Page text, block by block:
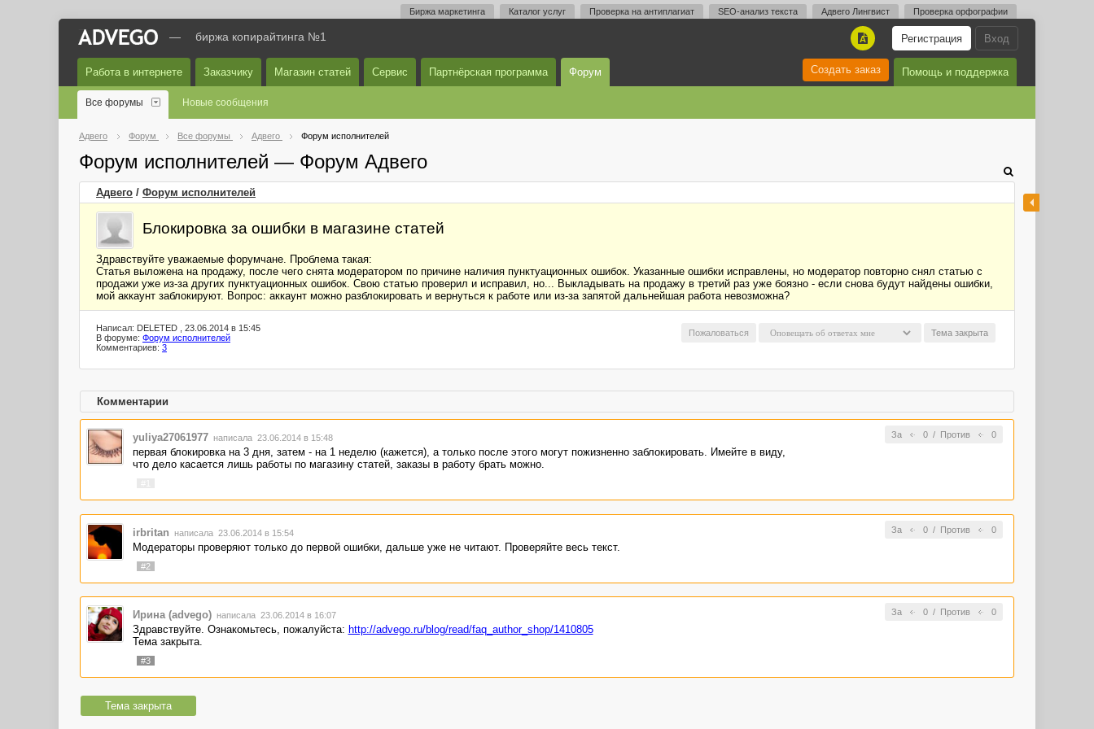
Биржа маркетинга Каталог услуг Проверка на антиплагиат SEO-анализ текста Адвего Лингвист Проверка орфографии
Вход
Регистрация
A
— биржа копирайтинга №1
Работа в интернете Заказчику Магазин статей Сервис Партнёрская программа Форум Помощь и поддержка
Создать заказ
Все форумы Новые сообщения
Адвего Форум Все форумы Адвего Форум исполнителей
Форум исполнителей — Форум Адвего
Адвего / Форум исполнителей
Блокировка за ошибки в магазине статей
Здравствуйте уважаемые форумчане. Проблема такая:
Статья выложена на продажу, после чего снята модератором по причине наличия пунктуационных ошибок. Указанные ошибки исправлены, но модератор повторно снял статью с
продажи уже из-за других пунктуационных ошибок. Свою статью проверил и исправил, но... Выкладывать на продажу в третий раз уже боязно - если снова будут найдены ошибки,
мой аккаунт заблокируют. Вопрос: аккаунт можно разблокировать и вернуться к работе или из-за запятой дальнейшая работа невозможна?
Тема закрыта
Пожаловаться
Написал: DELETED , 23.06.2014 в 15:45
В форуме: Форум исполнителей
Комментариев: 3
Комментарии
За 0/ Против 0
yuliya27061977 написала 23.06.2014 в 15:48
первая блокировка на 3 дня, затем - на 1 неделю (кажется), а только после этого могут пожизненно заблокировать. Имейте в виду,
что дело касается лишь работы по магазину статей, заказы в работу брать можно.
За 0/ Против 0
irbritan написала 23.06.2014 в 15:54
Модераторы проверяют только до первой ошибки, дальше уже не читают. Проверяйте весь текст.
#2
За 0/ Против 0
Ирина (advego) написала 23.06.2014 в 16:07
Здравствуйте. Ознакомьтесь, пожалуйста: http://advego.ru/blog/read/faq_author_shop/1410805
Тема закрыта.
#3
Тема закрыта